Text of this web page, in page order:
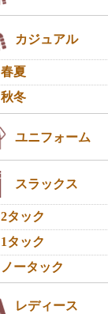
カジュアル
春夏
秋冬
ユニフォーム
スラックス
2タック
1タック
ノータック
レディース